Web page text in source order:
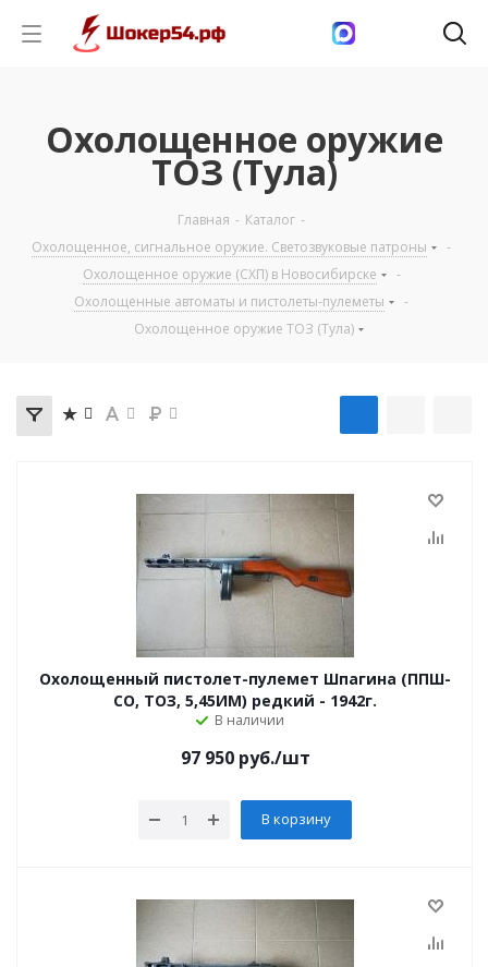
Охолощенное оружие
ТОЗ (Тула)
Главная - Каталог -
Охолощенное, сигнальное оружие. Светозвуковые патроны
-
Охолощенное оружие (СХП) в Новосибирске
-
Охолощенные автоматы и пистолеты-пулеметы
-
Охолощенное оружие ТОЗ (Тула)
Охолощенный пистолет-пулемет Шпагина (ППШ-
СО, ТОЗ, 5,45ИМ) редкий - 1942г.
В наличии
97 950руб./шт
В корзину